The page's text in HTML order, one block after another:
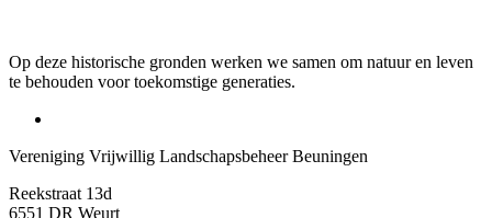
Op deze historische gronden werken we samen om natuur en leven
te behouden voor toekomstige generaties.
Vereniging Vrijwillig Landschapsbeheer Beuningen
Reekstraat 13d
6551 DR Weurt